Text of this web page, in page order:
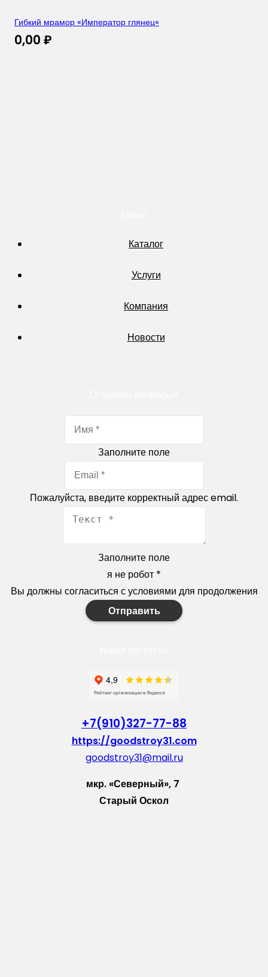
Гибкий мрамор «Император глянец»
0,00 ₽
Каталог
Услуги
Компания
Новости
Заполните поле
Пожалуйста, введите корректный адрес email.
Заполните поле
я не робот *
Вы должны согласиться с условиями для продолжения
Отправить
+7(910)327-77-88
https://goodstroy31.com
goodstroy31@mail.ru
мкр. «Северный», 7
Старый Оскол